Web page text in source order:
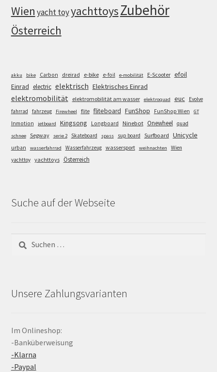
Wien yacht toyyachttoysZubehör
Österreich
akku bike Carbon dreirad e-bike e-foil e-mobilität E-Scooter efoil
Einrad electric elektrisch Elektrisches Einrad
elektromobilität elektromobilität am wasser elektroquad euc
Evolve
fahrrad
fahrzeug Firewheel flite fliteboard FunShop FunShop Wien GT
Inmotion jetboard Kingsong Longboard Ninebot Onewheel quad
schnee Segway serie 2 Skateboard spass sup board Surfboard Unicycle
urban wasserfahrrad Wasserfahrzeug wassersport weihnachten
Wien
yachttoy yachttoys Österreich
Suche auf der Webseite
Suchen
nach:
Unsere Zahlungsvarianten
Im Onlineshop:
-Banküberweisung
-Klarna
-Paypal